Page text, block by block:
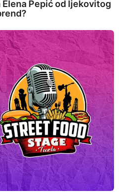
Elena Pepić od ljekovitog